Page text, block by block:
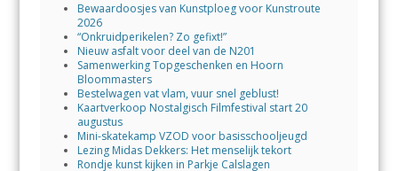
Bewaardoosjes van Kunstploeg voor Kunstroute
2026
“Onkruidperikelen? Zo gefixt!”
Nieuw asfalt voor deel van de N201
Samenwerking Topgeschenken en Hoorn
Bloommasters
Bestelwagen vat vlam, vuur snel geblust!
Kaartverkoop Nostalgisch Filmfestival start 20
augustus
Mini-skatekamp VZOD voor basisschooljeugd
Lezing Midas Dekkers: Het menselijk tekort
Rondje kunst kijken in Parkje Calslagen